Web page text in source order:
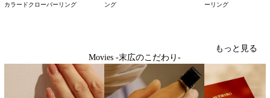
カラードクローバーリング
ング
ーリング
Movies -末広のこだわり-
もっと見る